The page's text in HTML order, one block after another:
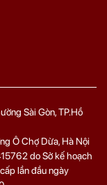
Sài Gòn, TP.Hồ
Ô Chợ Dừa, Hà Nội
do Sở kế hoạch
lần đầu ngày